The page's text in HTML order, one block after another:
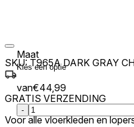
Maat
van€44,99
:product_name quantity
-
SKU:T965A DARK GRAY
GRATIS VERZENDING
Voor alle vloerkleden en